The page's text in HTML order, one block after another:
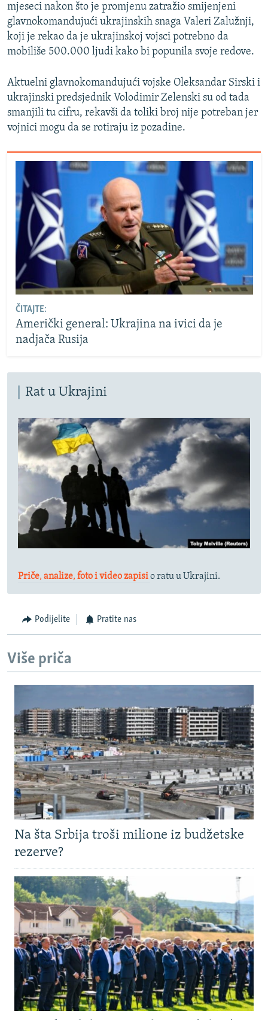
mjeseci nakon što je promjenu zatražio smijenjeni
glavnokomandujući ukrajinskih snaga Valeri Zalužnji,
koji je rekao da je ukrajinskoj vojsci potrebno da
mobiliše 500.000 ljudi kako bi popunila svoje redove.
Aktuelni glavnokomandujući vojske Oleksandar Sirski i
ukrajinski predsjednik Volodimir Zelenski su od tada
smanjili tu cifru, rekavši da toliki broj nije potreban jer
vojnici mogu da se rotiraju iz pozadine.
ČITAJTE:
Američki general: Ukrajina na ivici da je
nadjača Rusija
Rat u Ukrajini
Priče, analize, foto i video zapisio ratu u Ukrajini.
Podijelite Pratite nas
Više priča
Na šta Srbija troši milione iz budžetske
rezerve?